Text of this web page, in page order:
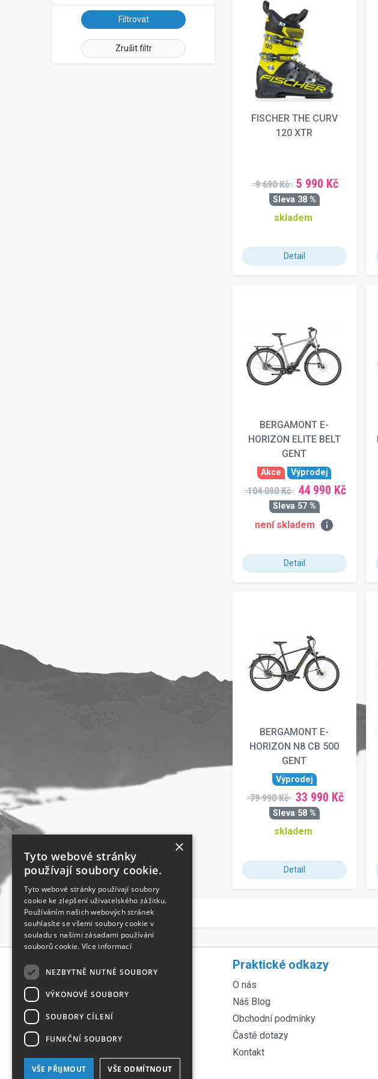
Zrušit filtr
FISCHER THE CURV
120 XTR
9 690 Kč 5 990 Kč
Sleva 38 %
skladem
Detail
BERGAMONT E-
HORIZON ELITE BELT
GENT
Akce Výprodej
104 090 Kč 44 990 Kč
Sleva 57 %
není skladem info
Detail
BERGAMONT E-
HORIZON N8 CB 500
GENT
Výprodej
79 990 Kč 33 990 Kč
Sleva 58 %
skladem
Detail
Rychlá navigace
Půjčovna lyží
Půjčovna kol
Technologie Fischer
Praktické odkazy
O nás
Náš Blog
Obchodní podmínky
Časté dotazy
Kontakt
×
Tyto webové stránky
používají soubory cookie.
Tyto webové stránky používají soubory
cookie ke zlepšení uživatelského zážitku.
Používáním našich webových stránek
souhlasíte se všemi soubory cookie v
souladu s našimi zásadami používání
souborů cookie. Více informací
NEZBYTNĚ NUTNÉ SOUBORY
VÝKONOVÉ SOUBORY
SOUBORY CÍLENÍ
FUNKČNÍ SOUBORY
VŠE PŘIJMOUT VŠE ODMÍTNOUT